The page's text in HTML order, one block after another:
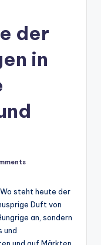
der
in
steht heute der
Duft von
an, sondern
und